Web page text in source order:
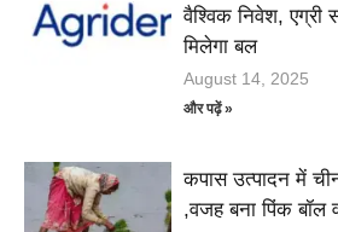
वैश्विक निवेश, एग्री
मिलेगा बल
August 14, 2025
और पढ़ें »
कपास उत्पादन में
,वजह बना पिंक बॉल